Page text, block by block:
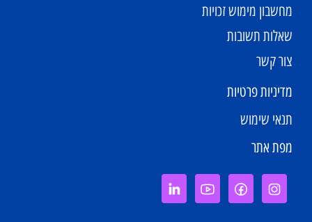
מחשבון מימוש זכויות
שאלות תשובות
צור קשר
מדיניות פרטיות
תנאי שימוש
מפת אתר